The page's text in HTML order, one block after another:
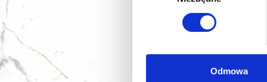
Dowiedz się więcej
szczegółów
. W Deklaracji
Wykorzystujemy pliki
ruch w naszej witrynie.
Odmowa